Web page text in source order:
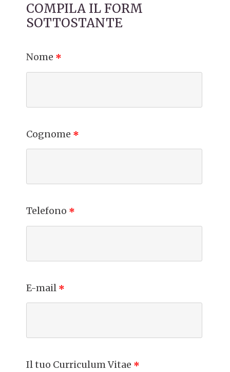
COMPILA IL FORM
SOTTOSTANTE
Nome *
Cognome *
Telefono *
E-mail *
Il tuo Curriculum Vitae *